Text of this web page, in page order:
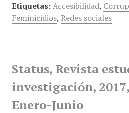
Etiquetas: Accesibilidad,
Feminicidios, Redes sociales
Status, Revista
investigación,
Enero-Junio